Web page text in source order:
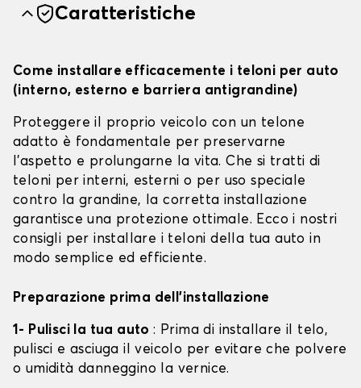
Caratteristiche
Come installare efficacemente i teloni per auto
(interno, esterno e barriera antigrandine)
Proteggere il proprio veicolo con un telone
adatto è fondamentale per preservarne
l'aspetto e prolungarne la vita. Che si tratti di
teloni per interni, esterni o per uso speciale
contro la grandine, la corretta installazione
garantisce una protezione ottimale. Ecco i nostri
consigli per installare i teloni della tua auto in
modo semplice ed efficiente.
Preparazione prima dell'installazione
1- Pulisci la tua auto: Prima di installare il telo,
pulisci e asciuga il veicolo per evitare che polvere
o umidità danneggino la vernice.